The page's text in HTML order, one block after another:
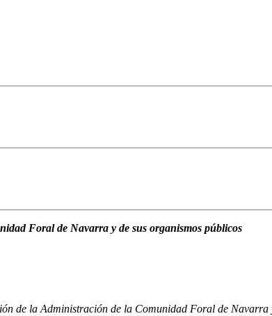
Foral de Navarra y de sus organismos públicos
de la Administración de la Comunidad Foral de Navarra